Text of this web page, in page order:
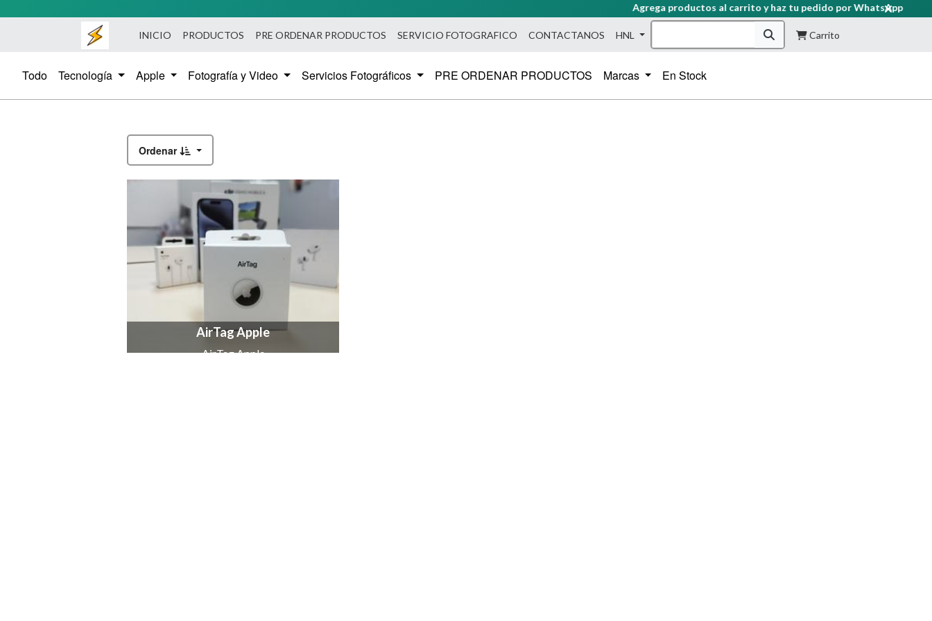
Agrega productos al carrito y haz tu pedido por WhatsApp
INICIO PRODUCTOS PRE ORDENAR PRODUCTOS SERVICIO FOTOGRAFICO CONTACTANOS HNL Carrito
Todo Tecnología Apple Fotografía y Video Servicios Fotográficos PRE ORDENAR PRODUCTOS Marcas En Stock
Ordenar
AirTag Apple
AirTag Apple